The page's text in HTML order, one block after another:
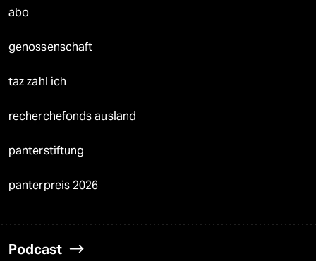
abo
genossenschaft
taz zahl ich
recherchefonds ausland
panterstiftung
panterpreis 2026
Podcast